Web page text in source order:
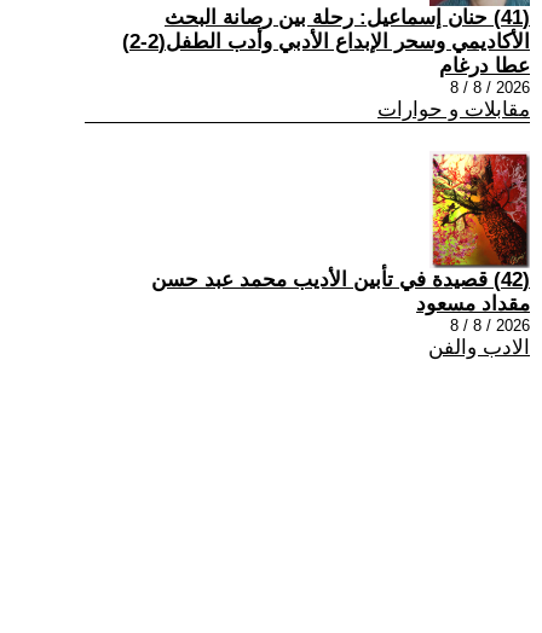
(41) حنان إسماعيل: رحلة بين رصانة البحث
الأكاديمي وسحر الإبداع الأدبي وأدب الطفل(2-2)
عطا درغام
2026 / 8 / 8
مقابلات و حوارات
(42) قصيدة في تأبين الأديب محمد عبد حسن
مقداد مسعود
2026 / 8 / 8
الادب والفن